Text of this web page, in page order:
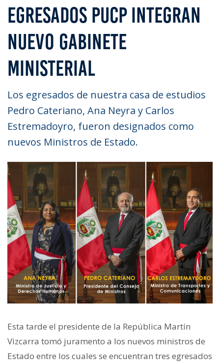
EGRESADOS PUCP INTEGRAN
NUEVO GABINETE
MINISTERIAL
Los egresados de nuestra casa de estudios
Pedro Cateriano, Ana Neyra y Carlos
Estremadoyro, fueron designados como
nuevos Ministros de Estado.
Esta tarde el presidente de la República Martín
Vizcarra tomó juramento a los nuevos ministros de
Estado entre los cuales se encuentran tres egresados